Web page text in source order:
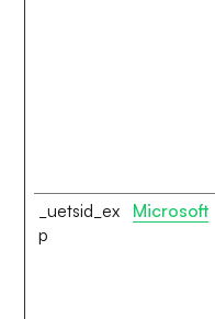
_uetsid_ex
p
Microsoft